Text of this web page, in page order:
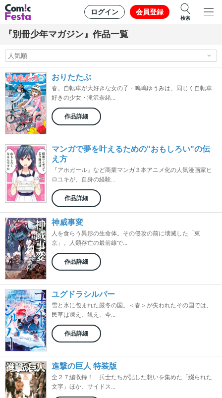
ログイン 会員登録
検索
『別冊少年マガジン』作品一覧
おりたたぶ
春。自転車が大好きな女の子・鳴嶋ゆうみは、同じく自転車
好きの少女・滝沢奈緒...
作品詳細
マンガで夢を叶えるための"おもしろい"の伝
え方
『アホガール』など商業マンガ３本アニメ化の人気漫画家ヒ
ロユキが、自身の経験...
作品詳細
神威事変
人を食らう異形の生命体。その侵攻の前に壊滅した「東
京」。人類存亡の最前線で...
作品詳細
ユグドラシルバー
雪と氷に包まれた厳冬の国。＜春＞が失われたその国では、
民草は凍え、飢え、今...
作品詳細
進撃の巨人 特装版
全２７編収録！ 兵士たちが記した想いを集めた「綴られた
文字」ほか、サイドス...